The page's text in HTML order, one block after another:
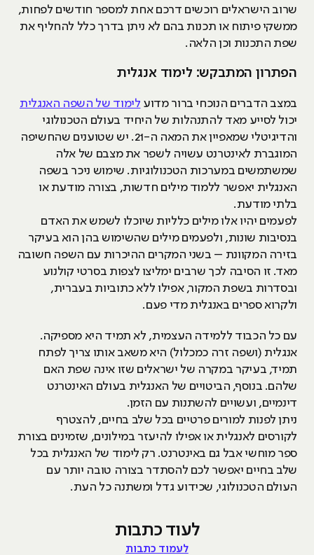
שרוב הישראלים רוכשים דרכם אחת למספר חודשים לפחות,
ממשקי פיתוח או תכנות בהם לא ניתן בדרך כלל להחליף את
שפת התכנות וכן הלאה.
הפתרון המתבקש: לימוד אנגלית
במצב הדברים הנוכחי ברור מדוע לימוד של השפה האנגלית
יכול לסייע מאד להתנהלות של היחיד בעולם הטכנולוגי
והדיגיטלי שמאפיין את המאה ה-21. יש שטוענים שהחשיפה
המוגברת לאינטרנט עשויה לשפר את מצבם של אלה
שמשתמשים במערכות הטכנולוגיות. שימוש ניכר בשפה
האנגלית יאפשר ללמוד מילים חדשות, בצורה מודעת או
בלתי מודעת.
לפעמים יהיו אלו מילים כלליות שיוכלו לשמש את האדם
בנסיבות שונות, ולפעמים מילים שהשימוש בהן הוא בעיקר
בזירה המקוונת – בשני המקרים ההיכרות עם השפה חשובה
מאד. זו הסיבה לכך שרבים ימליצו לצפות בסרטי קולנוע
ובסדרות בשפת המקור, אפילו ללא כתוביות בעברית,
ולקרוא ספרים באנגלית מדי פעם.
עם כל הכבוד ללמידה העצמית, לא תמיד היא מספיקה.
אנגלית (ושפה זרה כמכלול) היא משאב אותו צריך לפתח
תמיד, בעיקר במקרה של ישראלים שזו אינה שפת האם
שלהם. בנוסף, הביטויים של האנגלית בעולם האינטרנט
דינמיים, ועשויים להשתנות עם הזמן.
ניתן לפנות למורים פרטיים בכל שלב בחיים, להצטרף
לקורסים לאנגלית או אפילו להיעזר במילונים, שזמינים בצורת
ספר מוחשי אבל גם באינטרנט. רק לימוד של האנגלית בכל
שלב בחיים יאפשר לכם להסתדר בצורה טובה יותר עם
העולם הטכנולוגי, שכידוע גדל ומשתנה כל העת.
לעוד כתבות
לעמוד כתבות